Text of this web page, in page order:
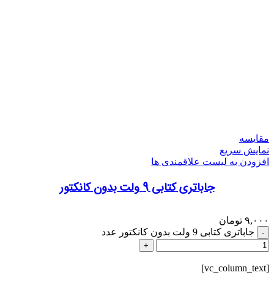
مقایسه
نمایش سریع
افزودن به لیست علاقمندی ها
جاباتری کتابی 9 ولت بدون کانکتور
۹,۰۰۰ تومان
جاباتری کتابی 9 ولت بدون کانکتور عدد
[vc_column_text]